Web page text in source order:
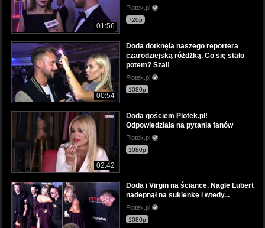
01:56
Plotek.pl
720p
00:54
Doda dotknęła naszego reportera
czarodziejską różdżką. Co się stało
potem? Szał!
Plotek.pl
1080p
02:42
Doda gościem Plotek.pl!
Odpowiedziała na pytania fanów
Plotek.pl
1080p
Doda i Virgin na ściance. Nagle Lubert
nadepnął na sukienkę i wtedy...
Plotek.pl
1080p